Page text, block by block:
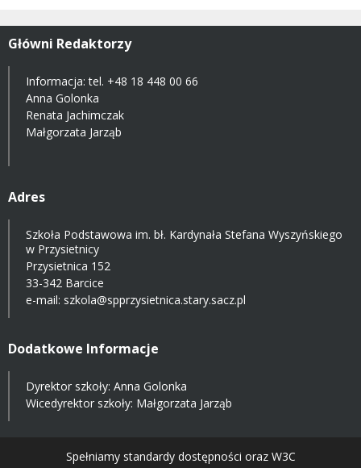
Główni Redaktorzy
Informacja: tel. +48 18 448 00 66
Anna Golonka
Renata Jachimczak
Małgorzata Jarząb
Adres
Szkoła Podstawowa im. bł. Kardynała Stefana Wyszyńskiego
w Przysietnicy
Przysietnica 152
33-342 Barcice
e-mail: szkola@spprzysietnica.stary.sacz.pl
Dodatkowe Informacje
Dyrektor szkoły: Anna Golonka
Wicedyrektor szkoły: Małgorzata Jarząb
Spełniamy standardy dostępności oraz W3C